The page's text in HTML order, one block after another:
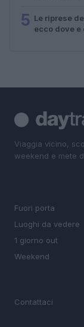
5 Le riprese
ecco dove e
Viaggia vicino,
weekend e mete
Fuori porta
Luoghi da vedere
1 giorno out
Weekend
Contattaci